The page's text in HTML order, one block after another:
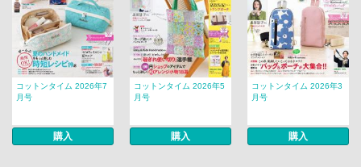
コットンタイム 2026年7
月号
購入
コットンタイム 2026年5
月号
購入
コットンタイム 2026年3
月号
購入